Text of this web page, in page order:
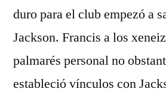
duro para el club empezó a
Jackson. Francis a los
palmarés personal no
estableció vínculos con